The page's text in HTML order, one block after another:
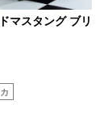
マスタング ブリ